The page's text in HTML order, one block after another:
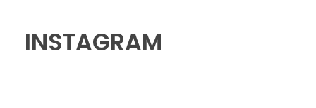
INSTAGRAM